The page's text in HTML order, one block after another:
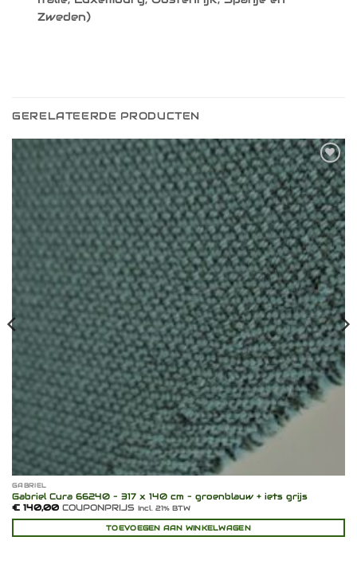
Zweden)
GERELATEERDE PRODUCTEN
Toevoegen
aan
verlanglijst
GABRIEL
Gabriel Cura 66240 – 317 x 140 cm – groenblauw + iets grijs
€140,00COUPONPRIJS Incl. 21% BTW
TOEVOEGEN AAN WINKELWAGEN